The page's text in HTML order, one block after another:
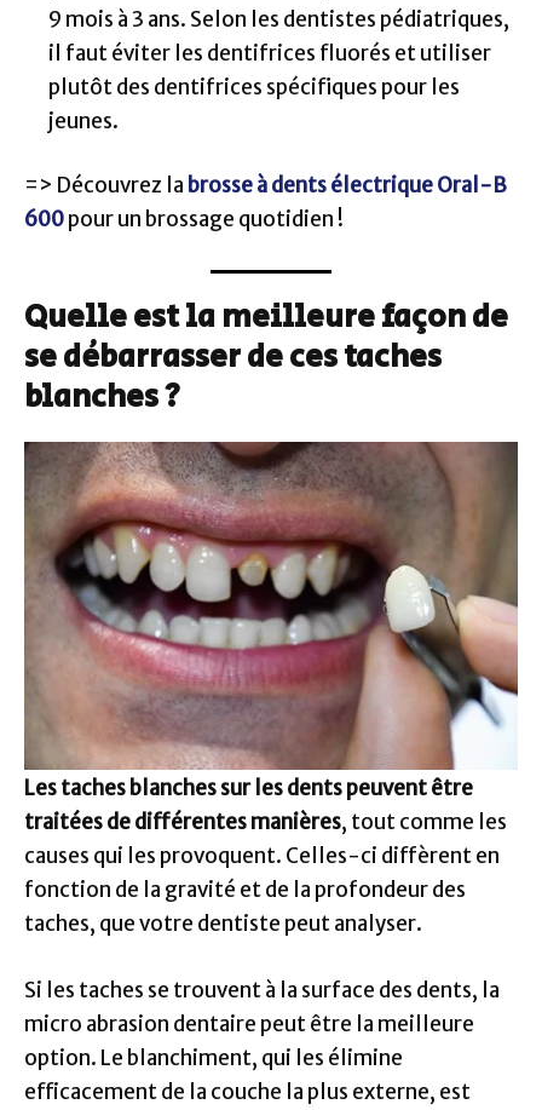
9 mois à 3 ans. Selon les dentistes pédiatriques,
il faut éviter les dentifrices fluorés et utiliser
plutôt des dentifrices spécifiques pour les
jeunes.
=> Découvrez la brosse à dents électrique Oral-B
600pour un brossage quotidien !
Quelle est la meilleure façon de
se débarrasser de ces taches
blanches ?
Les taches blanches sur les dents peuvent être
traitées de différentes manières, tout comme les
causes qui les provoquent. Celles-ci diffèrent en
fonction de la gravité et de la profondeur des
taches, que votre dentiste peut analyser.
Si les taches se trouvent à la surface des dents, la
micro abrasion dentaire peut être la meilleure
option. Le blanchiment, qui les élimine
efficacement de la couche la plus externe, est